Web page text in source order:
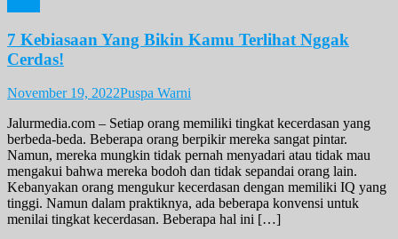
7 Kebiasaan Yang Bikin Kamu Terlihat Nggak
Cerdas!
November 19, 2022Puspa Warni
Jalurmedia.com – Setiap orang memiliki tingkat kecerdasan yang
berbeda-beda. Beberapa orang berpikir mereka sangat pintar.
Namun, mereka mungkin tidak pernah menyadari atau tidak mau
mengakui bahwa mereka bodoh dan tidak sepandai orang lain.
Kebanyakan orang mengukur kecerdasan dengan memiliki IQ yang
tinggi. Namun dalam praktiknya, ada beberapa konvensi untuk
menilai tingkat kecerdasan. Beberapa hal ini […]